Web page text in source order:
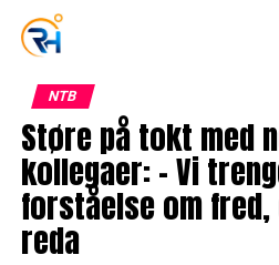
NTB
Støre på tokt med
kollegaer: – Vi
forståelse om
reda